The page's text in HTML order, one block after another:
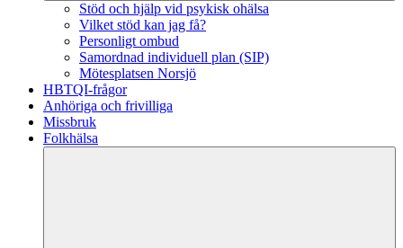
Stöd och hjälp vid psykisk ohälsa
Vilket stöd kan jag få?
Personligt ombud
Samordnad individuell plan (SIP)
Mötesplatsen Norsjö
HBTQI-frågor
Anhöriga och frivilliga
Missbruk
Folkhälsa